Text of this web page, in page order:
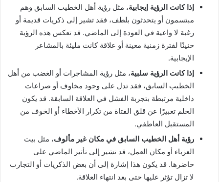
إذا كانت الرؤية إيجابية، مثل رؤية أهل الخطيب السابق وهم
مبتسمون أو يتحدثون بلطف، فقد تشير إلى ذكريات قديمة أو
رغبة لا واعية في العودة إلى الماضي. قد تعكس هذه الرؤية
حنينًا لفترة زمنية معينة أو علاقة كانت مليئة بالمشاعر
الإيجابية.
إذا كانت الرؤية سلبية، مثل رؤية المشاجرات أو الغضب من أهل
الخطيب السابق، فقد تدل على وجود مخاوف أو صراعات
داخلية مرتبطة بتجربة الفشل في العلاقة السابقة. قد يكون
الحلم تعبيرًا عن قلق الفتاة من تكرار الأخطاء أو الخوف من
المستقبل العاطفي.
رؤية أهل الخطيب السابق في مكان غير مألوف، مثل بيت
العزباء أو مكان العمل، قد تشير إلى تأثير الماضي على
حاضرها. قد يكون هذا إشارة إلى أن بعض الذكريات أو التجارب
لا تزال تؤثر عليها حتى بعد انتهاء العلاقة.